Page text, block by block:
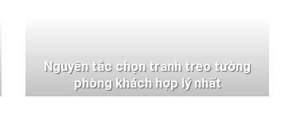
Nguyên tắc chọn tranh treo tường
phòng khách hợp lý nhất